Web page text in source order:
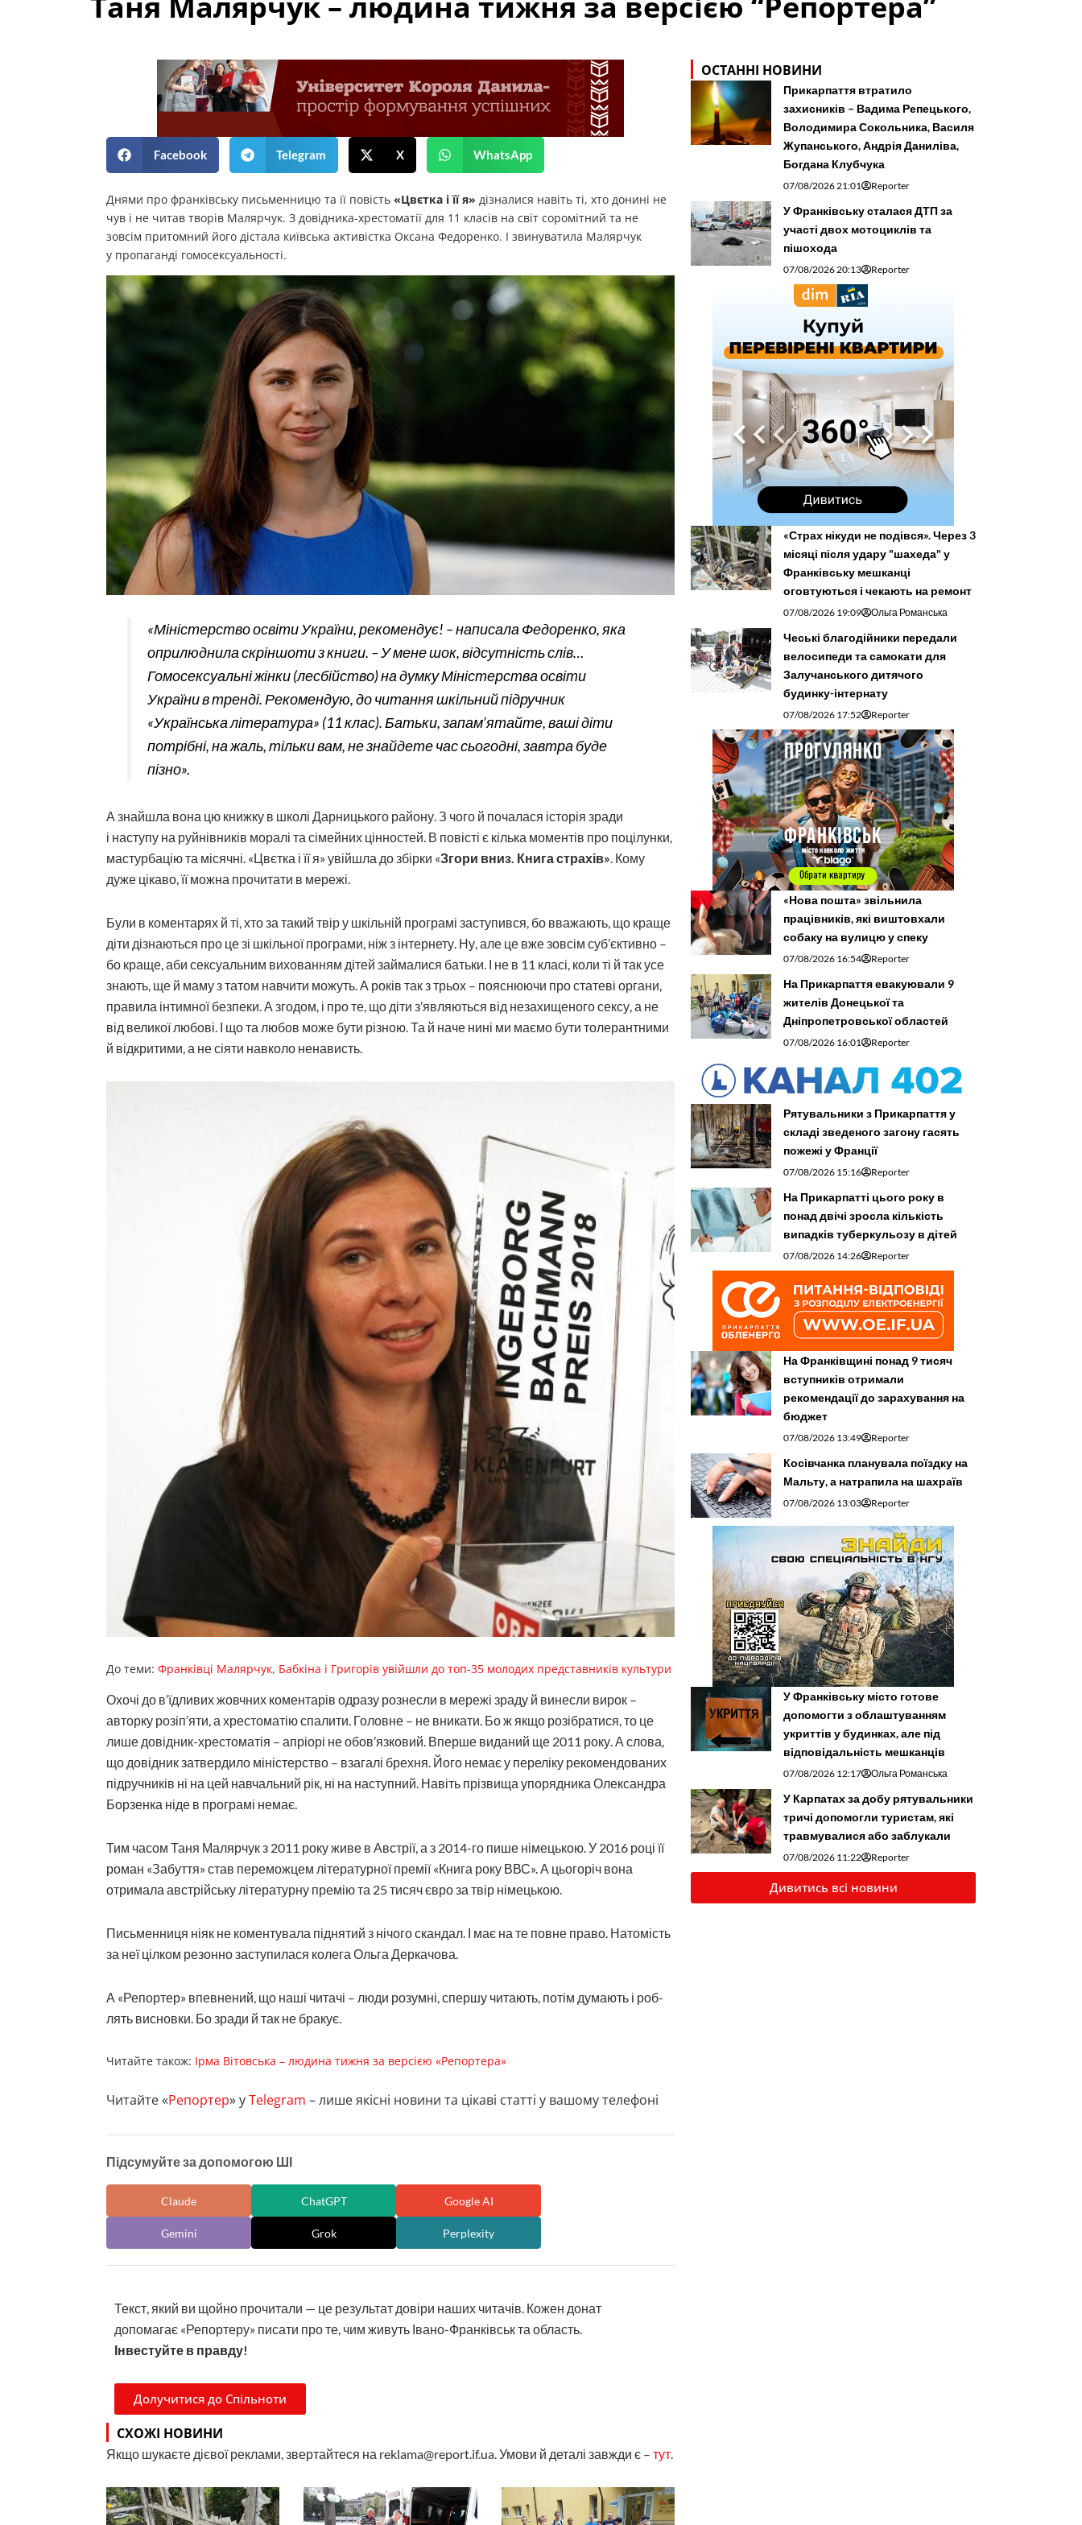
Facebook Telegram X WhatsApp
Днями про франківську письменницю та її повість «Цвєтка і її я» дізналися навіть ті, хто донині не
чув і не читав творів Малярчук. З довідника-хрестоматії для 11 класів на світ соромітний та не
зовсім притомний його дістала київська активістка Оксана Федоренко. І звинуватила Малярчук
у пропаганді гомосексуальності.
«Міністерство освіти України, рекомендує! – написала Федоренко, яка
оприлюднила скріншоти з книги. – У мене шок, відсутність слів…
Гомосексуальні жінки (лесбійство) на думку Міністерства освіти
України в тренді. Рекомендую, до читання шкільний підручник
«Українська література» (11 клас). Батьки, запам’ятайте, ваші діти
потрібні, на жаль, тільки вам, не знайдете час сьогодні, завтра буде
пізно».
А знайшла вона цю книжку в школі Дарницького району. З чого й почалася історія зради
і наступу на руйнівників моралі та сімейних цінностей. В повіс­ті є кілька моментів про поцілунки,
мастурбацію та місячні. «Цвєтка і її я» увійшла до збірки «Згори вниз. Книга страхів» . Кому
дуже цікаво, її можна прочитати в мережі.
Були в коментарях й ті, хто за такий твір у шкільній програмі заступився, бо вважають, що краще
діти дізнаються про це зі шкільної програми, ніж з інтернету. Ну, але це вже зовсім суб’єктивно –
бо краще, аби сексуальним вихованням дітей зай­малися батьки. І не в 11 класі, коли ті й так усе
знають, ще й маму з татом навчити можуть. А років так з трьох – пояснюючи про статеві органи,
правила інтимної безпеки. А згодом, і про те, що діти з’являються від незахищеного сексу, а не
від великої любові. І що та любов може бути різною. Та й наче нині ми маємо бути толерантними
й відкритими, а не сіяти навколо ненависть.
До теми: Франківці Малярчук, Бабкіна і Григорів увійшли до топ-35 молодих представників культури
Охочі до в’їдливих жовчних коментарів одразу рознесли в мережі зраду й винесли вирок –
авторку розіп’яти, а хрестоматію спалити. Головне – не вникати. Бо ж якщо розібратися, то це
лише довідник-хрестоматія – апріорі не обов’язковий. Вперше виданий ще 2011 року. А слова,
що довідник затвердило міністерство – взагалі брехня. Його немає у переліку рекомендованих
підручників ні на цей навчальний рік, ні на наступний. Навіть прізвища упорядника Олександра
Борзенка ніде в програмі немає.
Тим часом Таня Малярчук з 2011 року живе в Австрії, а з 2014-го пише німецькою. У 2016 році її
роман «Забуття» став переможцем літературної премії «Книга року ВВС». А цьогоріч вона
отримала австрійську літературну премію та 25 тисяч євро за твір німецькою.
Письменниця ніяк не коментувала піднятий з нічого скандал. І має на те повне право. Натомість
за неї цілком резонно заступилася колега Ольга Деркачова.
А «Репортер» впевнений, що наші читачі – люди розумні, спершу читають, потім думають і роб­
лять висновки. Бо зради й так не бракує.
Читайте також: Ірма Вітовська – людина тижня за версією «Репортера»
Читайте «Репортер» уTelegram – лише якісні новини та цікаві статті у вашому телефоні
Підсумуйте за допомогою ШІ
Claude ChatGPT Google AI
Gemini Grok Perplexity
Текст, який ви щойно прочитали — це результат довіри наших читачів. Кожен донат
допомагає «Репортеру» писати про те, чим живуть Івано-Франківськ та область.
Інвестуйте в правду!
Долучитися до Спільноти
СХОЖІ НОВИНИ
Якщо шукаєте дієвої реклами, звертайтеся на reklama@report.if.ua. Умови й деталі завжди є – тут.
ОСТАННІ НОВИНИ
Прикарпаття втратило
захисників – Вадима Репецького,
Володимира Сокольника, Василя
Жупанського, Андрія Даниліва,
Богдана Клубчука
07/08/2026 21:01 Reporter
У Франківську сталася ДТП за
участі двох мотоциклів та
пішохода
07/08/2026 20:13 Reporter
«Страх нікуди не подівся». Через 3
місяці після удару "шахеда" у
Франківську мешканці
оговтуються і чекають на ремонт
07/08/2026 19:09 Ольга Романська
Чеські благодійники передали
велосипеди та самокати для
Залучанського дитячого
будинку-інтернату
07/08/2026 17:52 Reporter
«Нова пошта» звільнила
працівників, які виштовхали
собаку на вулицю у спеку
07/08/2026 16:54 Reporter
На Прикарпаття евакуювали 9
жителів Донецької та
Дніпропетровської областей
07/08/2026 16:01 Reporter
Рятувальники з Прикарпаття у
складі зведеного загону гасять
пожежі у Франції
07/08/2026 15:16 Reporter
На Прикарпатті цього року в
понад двічі зросла кількість
випадків туберкульозу в дітей
07/08/2026 14:26 Reporter
На Франківщині понад 9 тисяч
вступників отримали
рекомендації до зарахування на
бюджет
07/08/2026 13:49 Reporter
Косівчанка планувала поїздку на
Мальту, а натрапила на шахраїв
07/08/2026 13:03 Reporter
У Франківську місто готове
допомогти з облаштуванням
укриттів у будинках, але під
відповідальність мешканців
07/08/2026 12:17 Ольга Романська
У Карпатах за добу рятувальники
тричі допомогли туристам, які
травмувалися або заблукали
07/08/2026 11:22 Reporter
Дивитись всі новини